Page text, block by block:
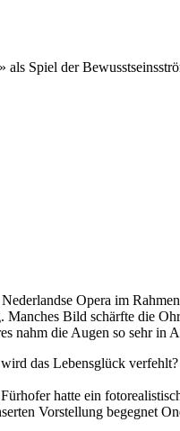
Spiel der
Opera im
Bild schärfte die
nahm die Augen so sehr in
das Lebensglück
hatte ein
Vorstellung begegnet